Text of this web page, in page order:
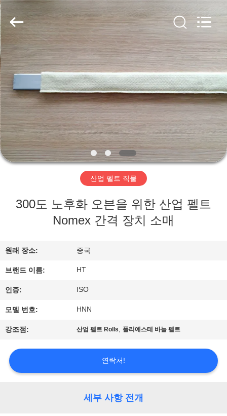
집
제
품
우
리
여
공
장
여
2020
-
HUATAO
LOVER
LTD.
All
Rights
Reserved.
산업 펠트 직물
300도 노후화 오븐을 위한 산업 펠트
Nomex 간격 장치 소매
원래 장소: 중국
브랜드 이름: HT
인증: ISO
모델 번호: HNN
강조점: 산업 펠트 Rolls, 폴리에스테 바늘 펠트
연락처!
세부 사항 전개